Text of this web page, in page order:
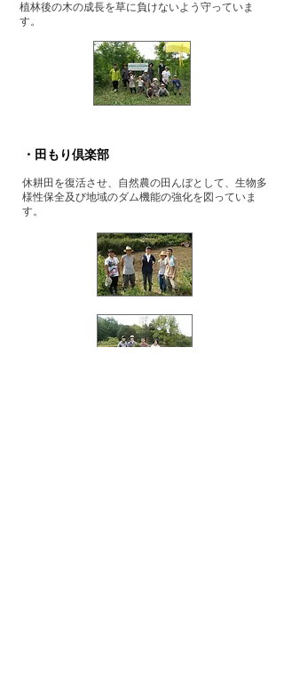
植林後の木の成長を草に負けないよう守っていま
す。
・田もり倶楽部
休耕田を復活させ、自然農の田んぼとして、生物多
様性保全及び地域のダム機能の強化を図っていま
す。